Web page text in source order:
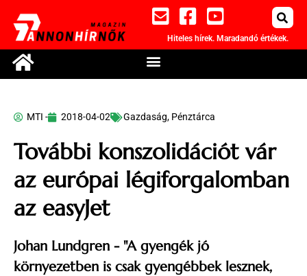
Hiteles hírek. Maradandó értékek.
MTI - 2018-04-02 Gazdaság, Pénztárca
További konszolidációt vár
az európai légiforgalomban
az easyJet
Johan Lundgren - "A gyengék jó
környezetben is csak gyengébbek lesznek,